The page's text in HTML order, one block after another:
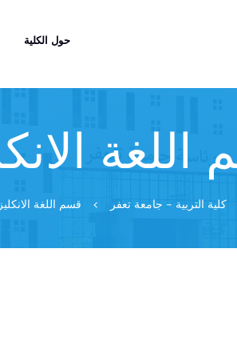
حول الكلية
كلية التربية - جامعة تعفر > قسم اللغة